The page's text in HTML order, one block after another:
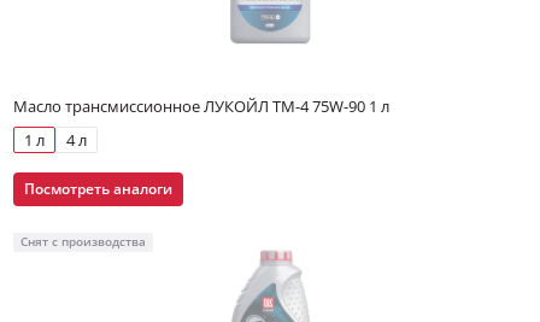
Масло трансмиссионное ЛУКОЙЛ ТМ-4 75W-90 1 л
1 л
4 л
Посмотреть аналоги
Снят с производства